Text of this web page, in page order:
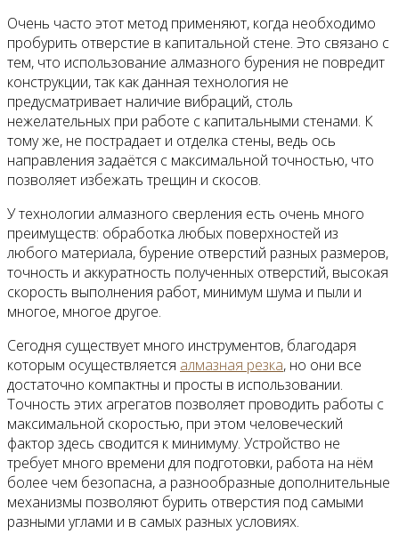
Очень часто этот метод применяют, когда необходимо
пробурить отверстие в капитальной стене. Это связано с
тем, что использование алмазного бурения не повредит
конструкции, так как данная технология не
предусматривает наличие вибраций, столь
нежелательных при работе с капитальными стенами. К
тому же, не пострадает и отделка стены, ведь ось
направления задаётся с максимальной точностью, что
позволяет избежать трещин и скосов.
У технологии алмазного сверления есть очень много
преимуществ: обработка любых поверхностей из
любого материала, бурение отверстий разных размеров,
точность и аккуратность полученных отверстий, высокая
скорость выполнения работ, минимум шума и пыли и
многое, многое другое.
Сегодня существует много инструментов, благодаря
которым осуществляется алмазная резка, но они все
достаточно компактны и просты в использовании.
Точность этих агрегатов позволяет проводить работы с
максимальной скоростью, при этом человеческий
фактор здесь сводится к минимуму. Устройство не
требует много времени для подготовки, работа на нём
более чем безопасна, а разнообразные дополнительные
механизмы позволяют бурить отверстия под самыми
разными углами и в самых разных условиях.